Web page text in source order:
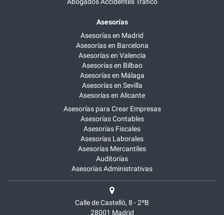
Asesorías
Asesorías en Madrid
Asesorías en Barcelona
Asesorías en Valencia
Asesorías en Bilbao
Asesorías en Málaga
Asesorías en Sevilla
Asesorías en Alicante
Asesorías para Crear Empresas
Asesorías Contables
Asesorías Fiscales
Asesorías Laborales
Asesorías Mercantiles
Auditorías
Asesorías Administrativas
Calle de Castelló, 8 - 2ºB
28001 Madrid